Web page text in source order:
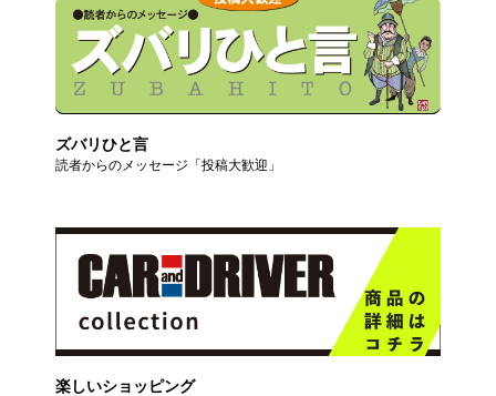
ズバリひと言
読者からのメッセージ「投稿大歓迎」
楽しいショッピング